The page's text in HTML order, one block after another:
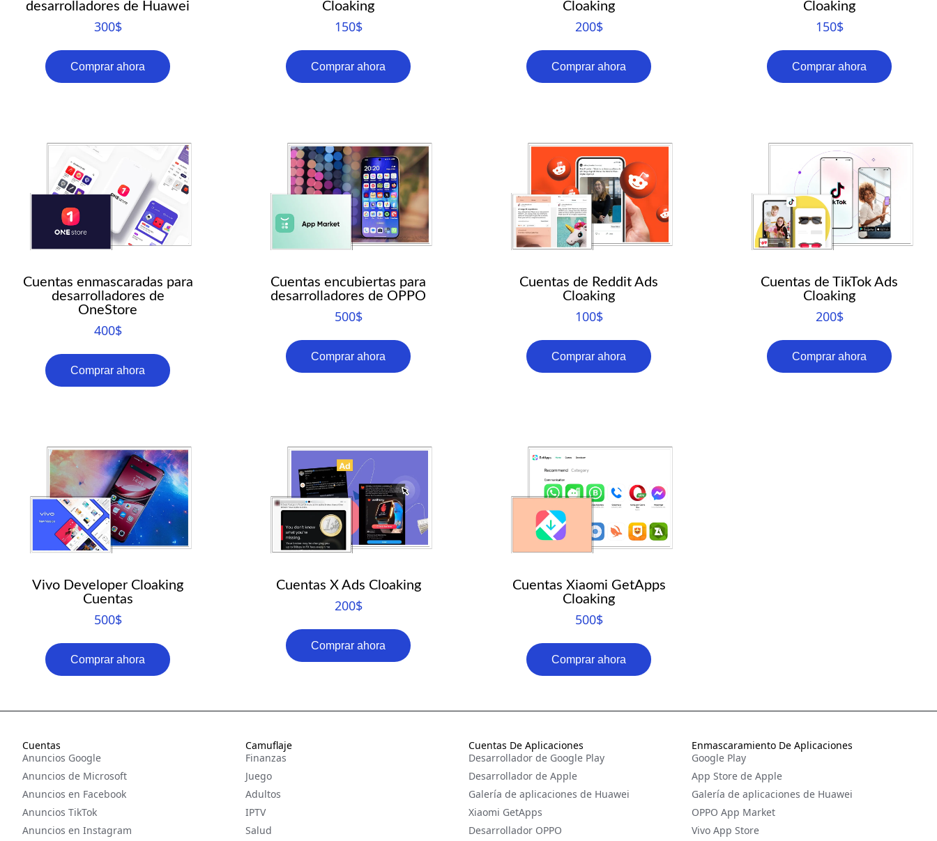
desarrolladores de Huawei
300$
Comprar ahora
Cloaking
150$
Comprar ahora
Cloaking
200$
Comprar ahora
Cloaking
150$
Comprar ahora
Cuentas enmascaradas para
desarrolladores de
OneStore
400$
Comprar ahora
Cuentas encubiertas para
desarrolladores de OPPO
500$
Comprar ahora
Cuentas de Reddit Ads
Cloaking
100$
Comprar ahora
Cuentas de TikTok Ads
Cloaking
200$
Comprar ahora
Vivo Developer Cloaking
Cuentas
500$
Comprar ahora
Cuentas X Ads Cloaking
200$
Comprar ahora
Cuentas Xiaomi GetApps
Cloaking
500$
Comprar ahora
Cuentas
Anuncios Google
Anuncios de Microsoft
Anuncios en Facebook
Anuncios TikTok
Anuncios en Instagram
Camuflaje
Finanzas
Juego
Adultos
IPTV
Salud
Cuentas De Aplicaciones
Desarrollador de Google Play
Desarrollador de Apple
Galería de aplicaciones de Huawei
Xiaomi GetApps
Desarrollador OPPO
Enmascaramiento De Aplicaciones
Google Play
App Store de Apple
Galería de aplicaciones de Huawei
OPPO App Market
Vivo App Store